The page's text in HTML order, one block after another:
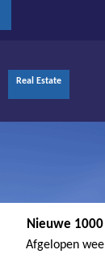
Real Estate
Nieuwe
Afgelopen